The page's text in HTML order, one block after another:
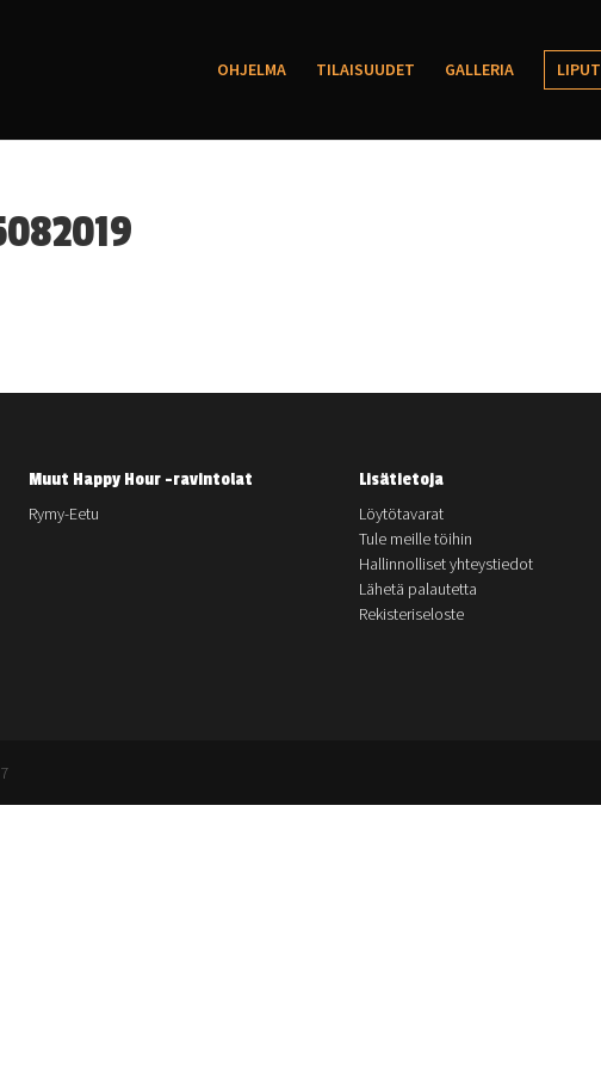
OHJELMA TILAISUUDET GALLERIA LIPUT
Muut Happy Hour -ravintolat
Rymy-Eetu
Lisätietoja
Löytötavarat
Tule meille töihin
Hallinnolliset yhteystiedot
Lähetä palautetta
Rekisteriseloste